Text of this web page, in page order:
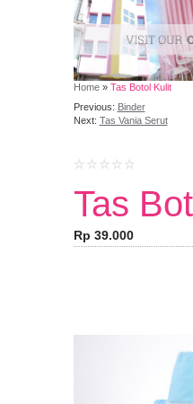
Home» Tas Botol Kulit
Previous: Binder
Next: Tas Vania Serut
Tas
Rp 39.000